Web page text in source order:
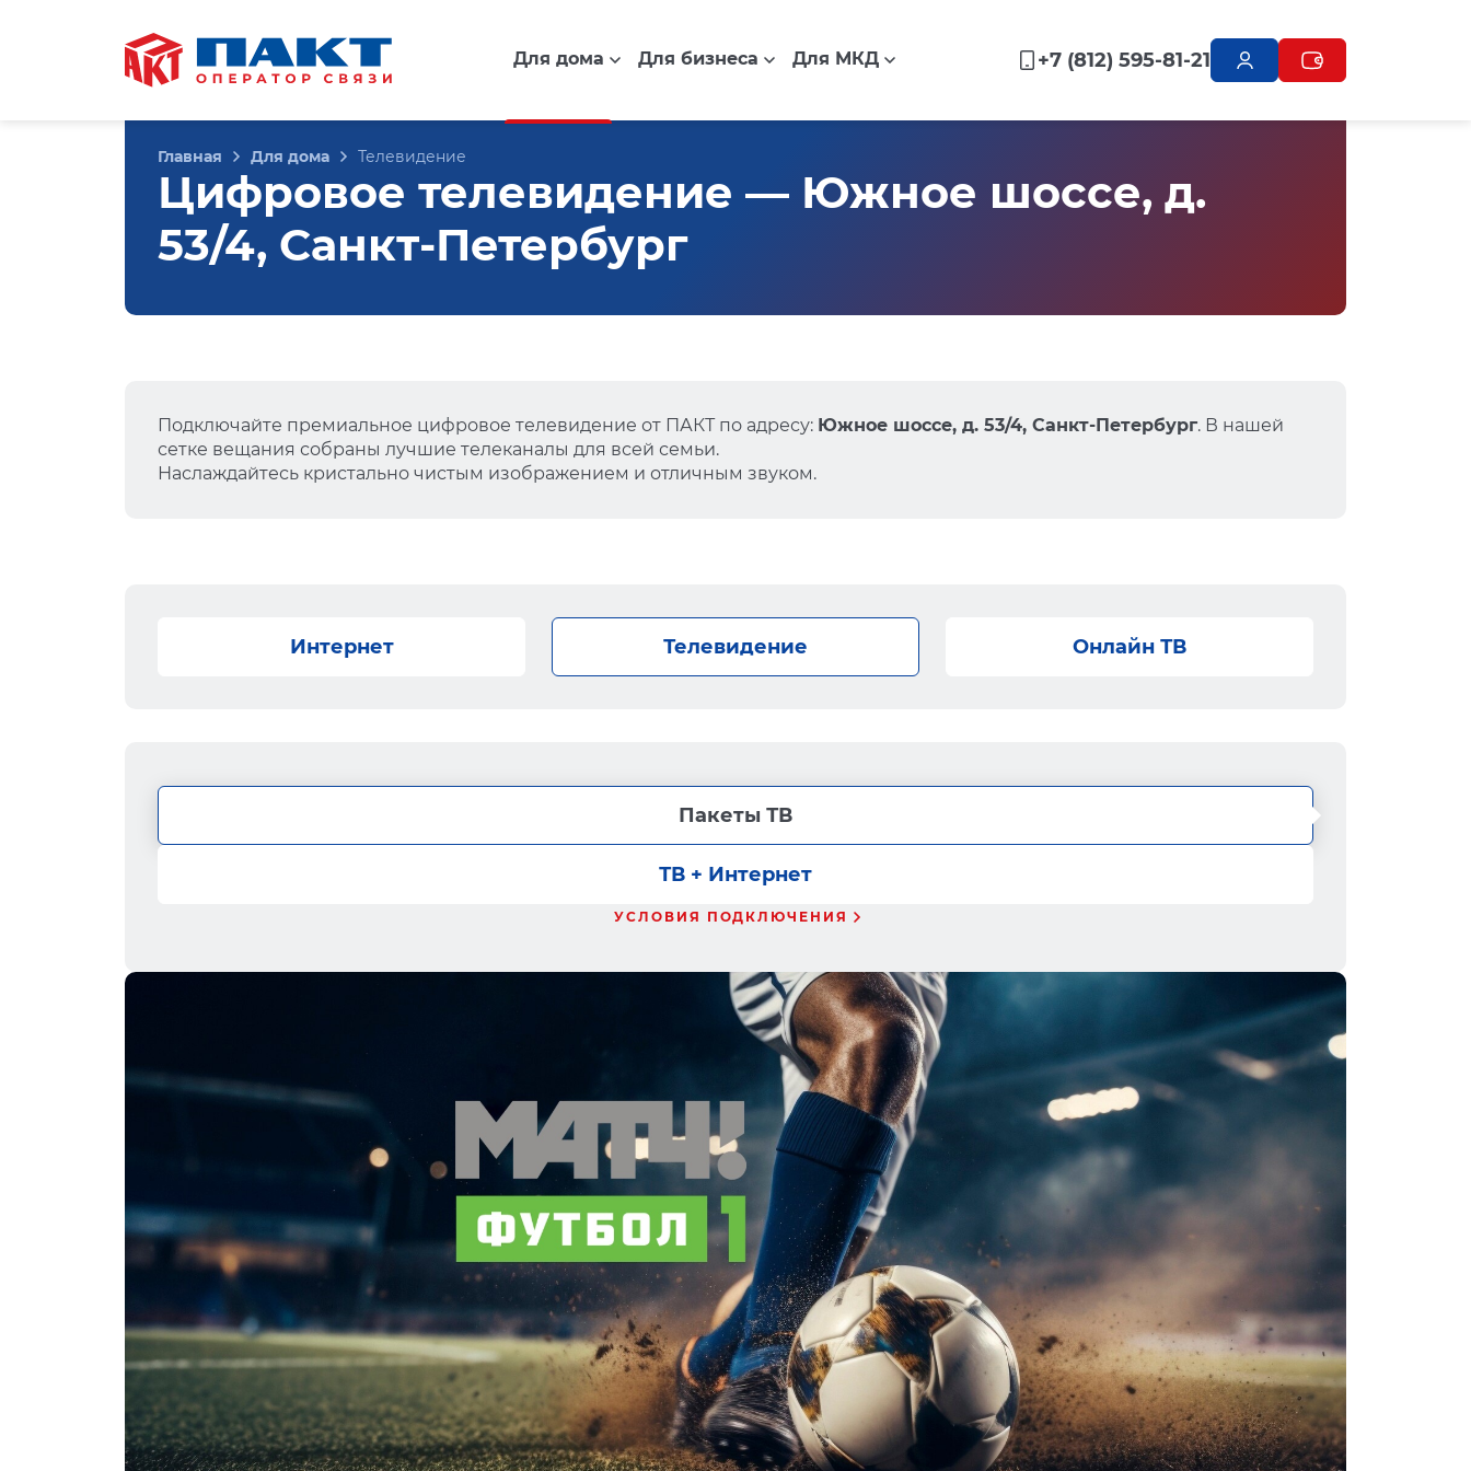
Для дома Для бизнеса Для МКД +7 (812) 595-81-21
Главная Для дома Телевидение
Цифровое телевидение — Южное шоссе, д.
53/4, Санкт-Петербург
Подключайте премиальное цифровое телевидение от ПАКТ по адресу: Южное шоссе, д. 53/4, Санкт-Петербург. В нашей
сетке вещания собраны лучшие телеканалы для всей семьи.
Наслаждайтесь кристально чистым изображением и отличным звуком.
Интернет Телевидение Онлайн ТВ
Пакеты ТВ
ТВ + Интернет
УСЛОВИЯ ПОДКЛЮЧЕНИЯ